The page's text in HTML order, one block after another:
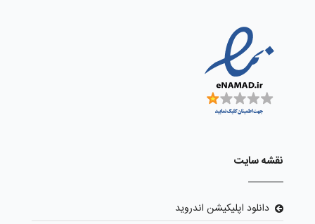
نقشه سایت
دانلود اپلیکیشن اندروید